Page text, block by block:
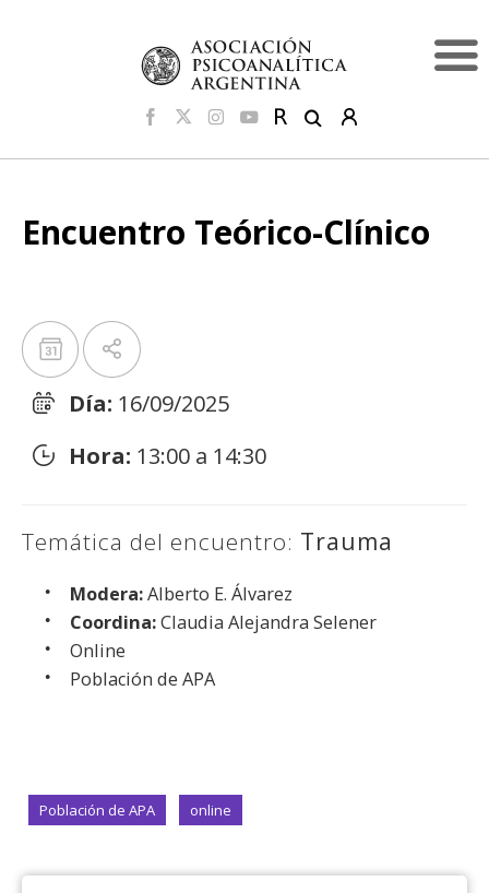
Encuentro Teórico-Clínico
Día: 16/09/2025
Hora: 13:00 a 14:30
Temática del encuentro: Trauma
Modera:Alberto E. Álvarez
Coordina:Claudia Alejandra Selener
Online
Población de APA
Población de APA online